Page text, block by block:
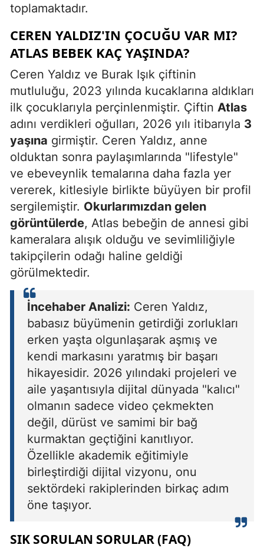
toplamaktadır.
CEREN YALDIZ'IN ÇOCUĞU VAR MI?
ATLAS BEBEK KAÇ YAŞINDA?
Ceren Yaldız ve Burak Işık çiftinin
mutluluğu, 2023 yılında kucaklarına aldıkları
ilk çocuklarıyla perçinlenmiştir. Çiftin Atlas
adını verdikleri oğulları, 2026 yılı itibarıyla 3
yaşına girmiştir. Ceren Yaldız, anne
olduktan sonra paylaşımlarında "lifestyle"
ve ebeveynlik temalarına daha fazla yer
vererek, kitlesiyle birlikte büyüyen bir profil
sergilemiştir. Okurlarımızdan gelen
görüntülerde, Atlas bebeğin de annesi gibi
kameralara alışık olduğu ve sevimliliğiyle
takipçilerin odağı haline geldiği
görülmektedir.
İncehaber Analizi: Ceren Yaldız,
babasız büyümenin getirdiği zorlukları
erken yaşta olgunlaşarak aşmış ve
kendi markasını yaratmış bir başarı
hikayesidir. 2026 yılındaki projeleri ve
aile yaşantısıyla dijital dünyada "kalıcı"
olmanın sadece video çekmekten
değil, dürüst ve samimi bir bağ
kurmaktan geçtiğini kanıtlıyor.
Özellikle akademik eğitimiyle
birleştirdiği dijital vizyonu, onu
sektördeki rakiplerinden birkaç adım
öne taşıyor.
SIK SORULAN SORULAR (FAQ)